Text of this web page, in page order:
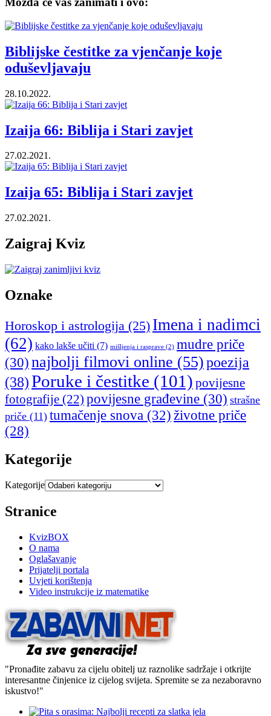
Biblijske čestitke za vjenčanje koje
oduševljavaju
28.10.2022.
Izaija 66: Biblija i Stari zavjet
27.02.2021.
Izaija 65: Biblija i Stari zavjet
27.02.2021.
Zaigraj Kviz
Oznake
Horoskop i astrologija (25) Imena i nadimci
(62) kako lakše učiti (7) mišljenja i rasprave (2) mudre priče
(30) najbolji filmovi online (55)poezija
(38)Poruke i čestitke (101) povijesne
fotografije (22) povijesne građevine (30) strašne
priče (11) tumačenje snova (32) životne priče
(28)
Kategorije
Kategorije
Stranice
KvizBOX
O nama
Oglašavanje
Prijatelji portala
Uvjeti korištenja
Video instrukcije iz matematike
"Pronađite zabavu za cijelu obitelj uz raznolike sadržaje i otkrijte
interesantne činjenice iz cijelog svijeta. Spremite se za nezaboravno
iskustvo!"